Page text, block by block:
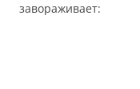
завораживает: